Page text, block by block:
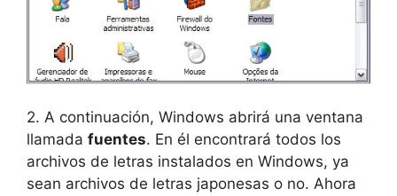
2. A continuación, Windows abrirá una ventana
llamada fuentes. En él encontrará todos los
archivos de letras instalados en Windows, ya
sean archivos de letras japonesas o no. Ahora